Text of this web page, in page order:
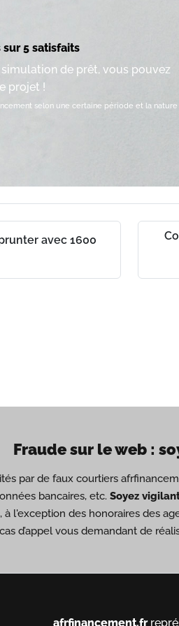
5 satisfaits
de prêt, vous pouvez
projet !
selon une certaine période et la nature
avec 1600
Fraude sur le web :
par de faux courtiers
bancaires, etc. Soyez
l'exception des honoraires des
d’appel vous demandant de
afrfinancement.fr